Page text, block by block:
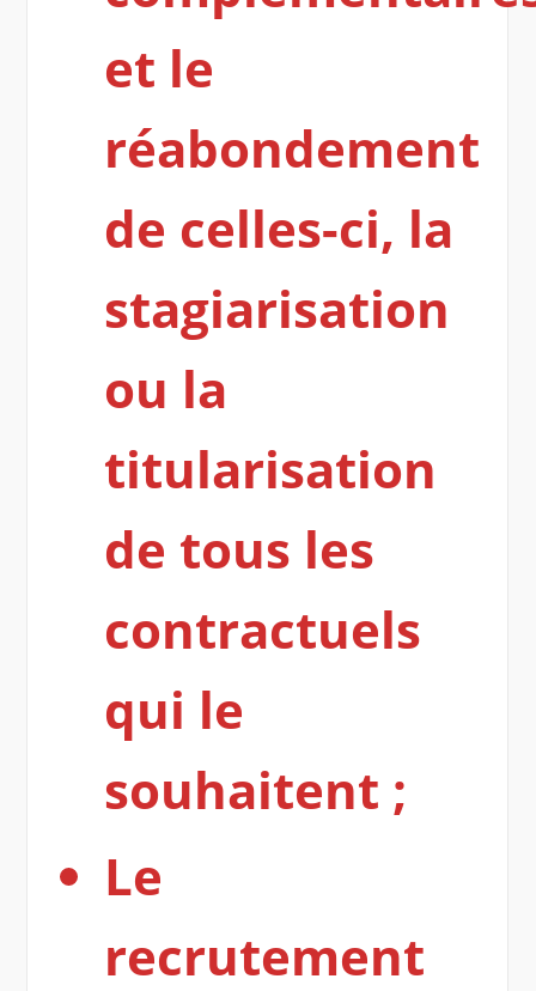
et le
réabondement
de celles-ci, la
stagiarisation
ou la
titularisation
de tous les
contractuels
qui le
souhaitent ;
Le
recrutement